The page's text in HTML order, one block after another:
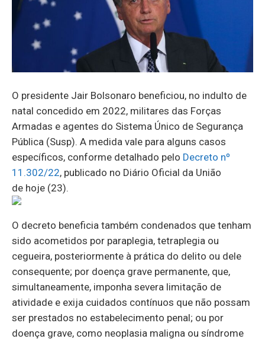
O presidente Jair Bolsonaro beneficiou, no indulto de
natal concedido em 2022, militares das Forças
Armadas e agentes do Sistema Único de Segurança
Pública (Susp). A medida vale para alguns casos
específicos, conforme detalhado pelo Decreto nº
11.302/22, publicado no Diário Oficial da União
de hoje (23).
O decreto beneficia também condenados que tenham
sido acometidos por paraplegia, tetraplegia ou
cegueira, posteriormente à prática do delito ou dele
consequente; por doença grave permanente, que,
simultaneamente, imponha severa limitação de
atividade e exija cuidados contínuos que não possam
ser prestados no estabelecimento penal; ou por
doença grave, como neoplasia maligna ou síndrome